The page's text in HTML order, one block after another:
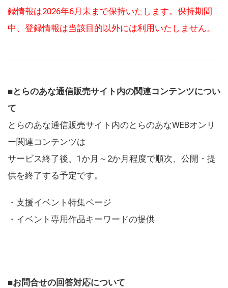
録情報は2026年6月末まで保持いたします。保持期間
中、登録情報は当該目的以外には利用いたしません。
■とらのあな通信販売サイト内の関連コンテンツについ
て
とらのあな通信販売サイト内のとらのあなWEBオンリ
ー関連コンテンツは
サービス終了後、1か月～2か月程度で順次、公開・提
供を終了する予定です。
・支援イベント特集ページ
・イベント専用作品キーワードの提供
■お問合せの回答対応について